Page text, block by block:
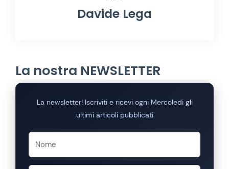
Davide Lega
La nostra NEWSLETTER
La newsletter! Iscriviti e ricevi ogni Mercoledi gli
ultimi articoli pubblicati